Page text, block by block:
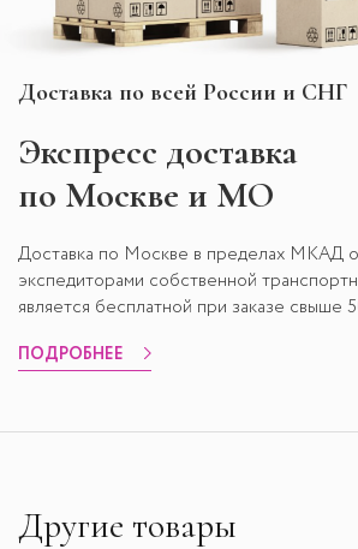
Доставка по всей России и СНГ
Экспресс доставка
по Москве и МО
Доставка по Москве в пределах МКАД
экспедиторами собственной
является бесплатной при заказе свыше
ПОДРОБНЕЕ
Другие товары